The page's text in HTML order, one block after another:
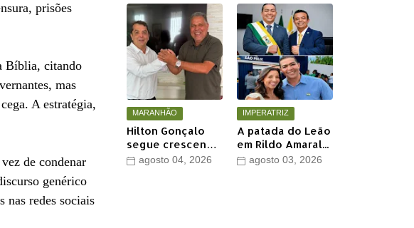
prisões
Bíblia, citando
mas
A estratégia,
de condenar
genérico
nas redes sociais
político neste
sábado em Timon
asfálticas
realizadas pela
Águas de Timon
MARANHÃO
Hilton Gonçalo
segue crescendo
e conquista apoio
agosto 04, 2026
IMPERATRIZ
A patada do Leão
em Rildo Amaral...
agosto 03, 2026